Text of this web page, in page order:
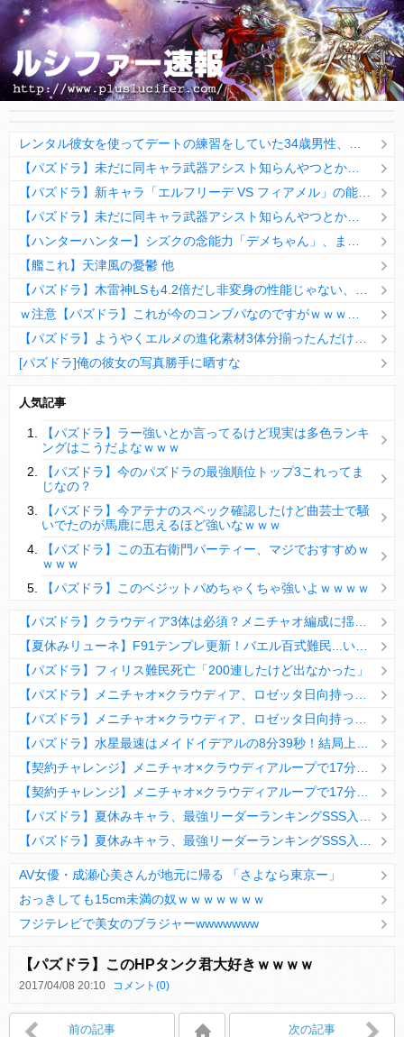
【艦これ】天津風の憂鬱 他
[パズドラ]俺の彼女の写真勝手に晒すな
【パズドラ】陣とか覚醒大小の方がええやろか？
ＤｅＮＡ山崎憲晴 左膝靭帯の手術を無事に終了
Powered by livedoor 相互RSS
人気記事
【パズドラ】ラー強いとか言ってるけど現実は多色ランキ
ングはこうだよなｗｗｗ
【パズドラ】今のパズドラの最強順位トップ3これってま
じなの？
【パズドラ】今アテナのスペック確認したけど曲芸士で騒
いでたのが馬鹿に思えるほど強いなｗｗｗ
【パズドラ】この五右衛門パーティー、マジでおすすめｗ
ｗｗｗ
【パズドラ】このベジットパめちゃくちゃ強いよｗｗｗｗ
【パズドラ】フィリス難民死亡「200連したけど出なかった」
Powered by livedoor 相互RSS
AV女優・成瀬心美さんが地元に帰る 「さよなら東京ー」
おっきしても15cm未満の奴ｗｗｗｗｗｗｗ
フジテレビで美女のブラジャーwwwwwww
Powered by livedoor 相互RSS
【パズドラ】このHPタンク君大好きｗｗｗｗ
2017/04/08 20:10 コメント(0)
前の記事 次の記事